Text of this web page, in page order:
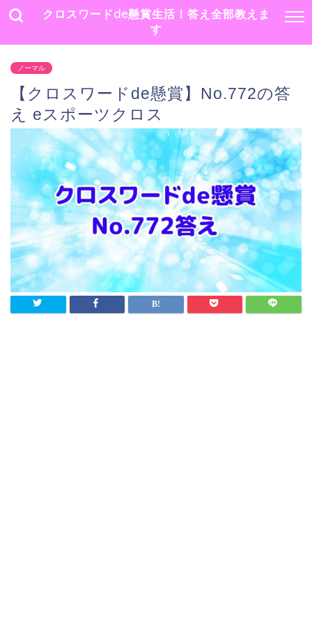
クロスワードde懸賞生活！答え全部教えま
す
ノーマル
【クロスワードde懸賞】No.772の答
え eスポーツクロス